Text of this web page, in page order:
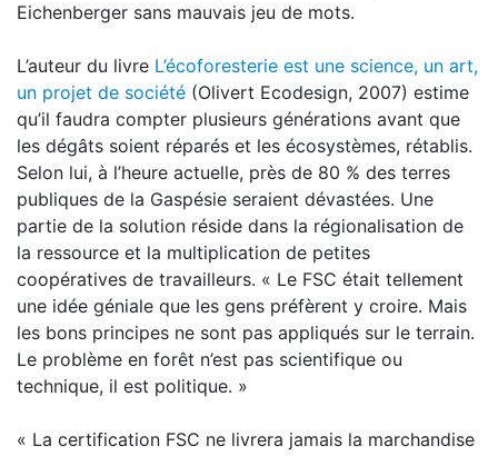
Eichenberger sans mauvais jeu de mots.
L’auteur du livre L’écoforesterie est une science, un art,
un projet de société (Olivert Ecodesign, 2007) estime
qu’il faudra compter plusieurs générations avant que
les dégâts soient réparés et les écosystèmes, rétablis.
Selon lui, à l’heure actuelle, près de 80 % des terres
publiques de la Gaspésie seraient dévastées. Une
partie de la solution réside dans la régionalisation de
la ressource et la multiplication de petites
coopératives de travailleurs. « Le FSC était tellement
une idée géniale que les gens préfèrent y croire. Mais
les bons principes ne sont pas appliqués sur le terrain.
Le problème en forêt n’est pas scientifique ou
technique, il est politique. »
« La certification FSC ne livrera jamais la marchandise